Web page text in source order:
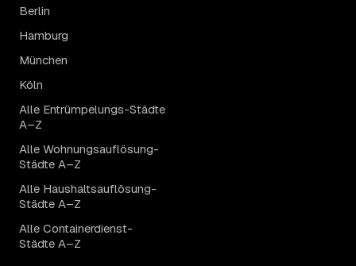
Berlin
Hamburg
München
Köln
Alle Entrümpelungs-Städte
A–Z
Alle Wohnungsauflösung-
Städte A–Z
Alle Haushaltsauflösung-
Städte A–Z
Alle Containerdienst-
Städte A–Z